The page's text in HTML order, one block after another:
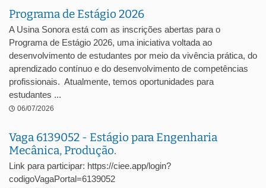
Programa de Estágio 2026
A Usina Sonora está com as inscrições abertas para o
Programa de Estágio 2026, uma iniciativa voltada ao
desenvolvimento de estudantes por meio da vivência prática, do
aprendizado contínuo e do desenvolvimento de competências
profissionais. Atualmente, temos oportunidades para
estudantes ...
06/07/2026
Vaga 6139052 - Estágio para Engenharia
Mecânica, Produção.
Link para participar: https://ciee.app/login?
codigoVagaPortal=6139052